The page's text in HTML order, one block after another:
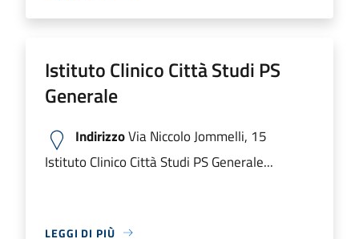
Istituto Clinico Città Studi PS
Generale
IndirizzoVia Niccolo Jommelli, 15
Istituto Clinico Città Studi PS Generale...
LEGGI DI PIÙ